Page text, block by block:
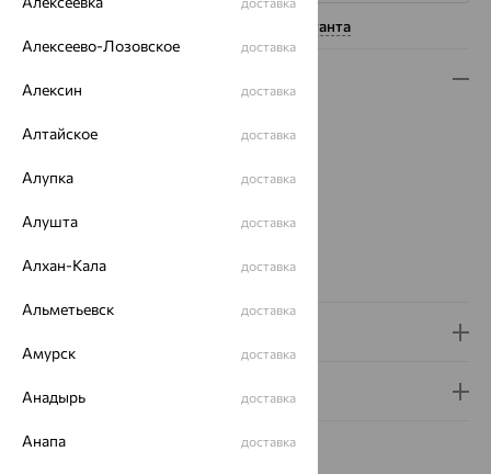
Нужна помощь консультанта
Вес:25.52 — 27.18
Металл:
Страна происхождения:
РОССИЯ
Вес металла:
Гарантия и возврат
Алексеево-Лозовское доставка
Алексин доставка
Алтайское доставка
Алупка доставка
Алушта доставка
Алхан-Кала доставка
Альметьевск доставка
Амурск доставка
Анадырь доставка
Анапа доставка